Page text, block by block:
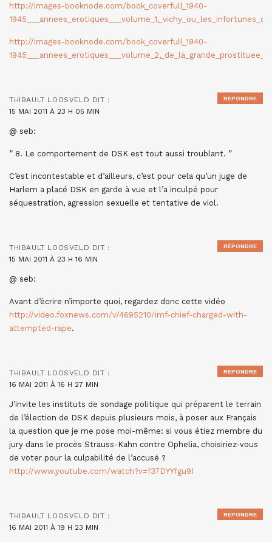
http://images-booknode.com/book_coverfull_1940-
http://images-booknode.com/book_coverfull_1940-
THIBAULT LOOSVELD DIT :
15 MAI 2011 À 23 H 05 MIN
@ seb:
” 8. Le comportement de DSK est tout aussi troublant. ”
C’est incontestable et d’ailleurs, c’est pour cela qu’un juge de
Harlem a placé DSK en garde à vue et l’a inculpé pour
séquestration, agression sexuelle et tentative de viol.
RÉPONDRE
THIBAULT LOOSVELD DIT :
15 MAI 2011 À 23 H 16 MIN
@ seb:
Avant d’écrire n’importe quoi, regardez donc cette vidéo
http://video.foxnews.com/v/4695210/imf-chief-charged-with-
attempted-rape.
RÉPONDRE
THIBAULT LOOSVELD DIT :
16 MAI 2011 À 16 H 27 MIN
J’invite les instituts de sondage politique qui préparent le terrain
de l’élection de DSK depuis plusieurs mois, à poser aux Français
la question que je me pose moi-même: si vous étiez membre du
jury dans le procès Strauss-Kahn contre Ophelia, choisiriez-vous
de voter pour la culpabilité de l’accusé ?
http://www.youtube.com/watch?v=f37DYYfgu9I
RÉPONDRE
THIBAULT LOOSVELD DIT :
16 MAI 2011 À 19 H 23 MIN
RÉPONDRE